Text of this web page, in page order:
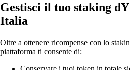
Gestisci il tuo staking
Italia
Oltre a ottenere ricompense con lo
piattaforma ti consente di: